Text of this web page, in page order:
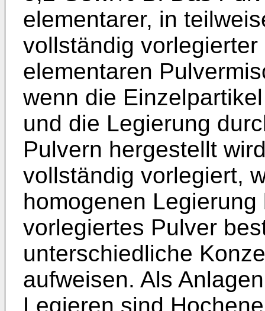
elementarer, in
vollständig
elementaren
wenn die
und die Legierung
Pulvern hergestellt
vollständig vorlegiert,
homogenen
vorlegiertes Pulver
unterschiedliche
aufweisen. Als
Legieren sind